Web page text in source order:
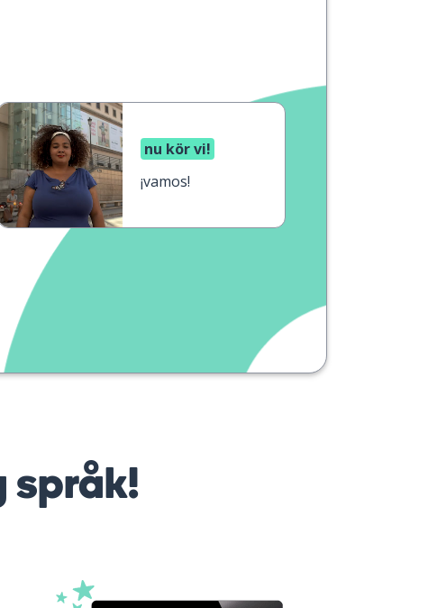
nu kör vi!
¡vamos!
språk!